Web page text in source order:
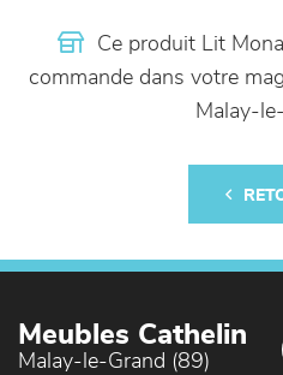
Ce produit Lit
commande dans votre
Malay-
Meubles Cathelin
Malay-le-Grand (89)